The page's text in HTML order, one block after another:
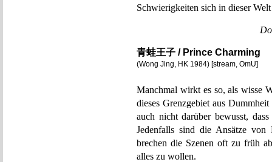
Schwierigkeiten sich in dieser
青蛙王子 / Prince Charming
(Wong Jing, HK 1984) [stream, OmU]
Manchmal wirkt es so, als wisse
dieses Grenzgebiet aus
auch nicht darüber bewusst,
Jedenfalls sind die Ansätze
brechen die Szenen oft zu früh
alles zu wollen.